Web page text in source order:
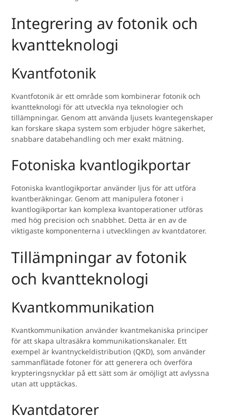
Integrering av fotonik och
kvantteknologi
Kvantfotonik
Kvantfotonik är ett område som kombinerar fotonik och
kvantteknologi för att utveckla nya teknologier och
tillämpningar. Genom att använda ljusets kvantegenskaper
kan forskare skapa system som erbjuder högre säkerhet,
snabbare databehandling och mer exakt mätning.
Fotoniska kvantlogikportar
Fotoniska kvantlogikportar använder ljus för att utföra
kvantberäkningar. Genom att manipulera fotoner i
kvantlogikportar kan komplexa kvantoperationer utföras
med hög precision och snabbhet. Detta är en av de
viktigaste komponenterna i utvecklingen av kvantdatorer.
Tillämpningar av fotonik
och kvantteknologi
Kvantkommunikation
Kvantkommunikation använder kvantmekaniska principer
för att skapa ultrasäkra kommunikationskanaler. Ett
exempel är kvantnyckeldistribution (QKD), som använder
sammanflätade fotoner för att generera och överföra
krypteringsnycklar på ett sätt som är omöjligt att avlyssna
utan att upptäckas.
Kvantdatorer